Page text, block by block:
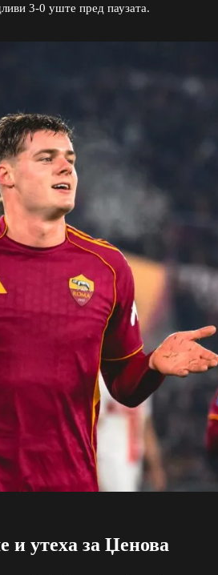
3-0 уште пред паузата.
и утеха за Џенова